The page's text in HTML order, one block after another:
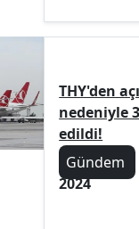
THY'den
nedeniyle
edildi!
Gündem
2024